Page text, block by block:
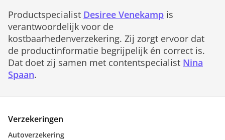
Productspecialist Desiree Venekamp is
verantwoordelijk voor de
kostbaarhedenverzekering. Zij zorgt ervoor dat
de productinformatie begrijpelijk én correct is.
Dat doet zij samen met contentspecialist Nina
Spaan.
Verzekeringen
Autoverzekering